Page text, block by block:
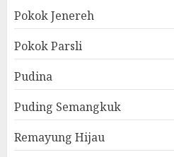
Pokok Jenereh
Pokok Parsli
Pudina
Puding Semangkuk
Remayung Hijau